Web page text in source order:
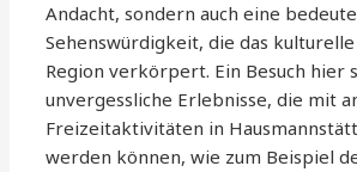
Andacht, sondern auch eine
Sehenswürdigkeit, die das
Region verkörpert. Ein Besuch hier
unvergessliche Erlebnisse, die mit
Freizeitaktivitäten in
werden können, wie zum Beispiel